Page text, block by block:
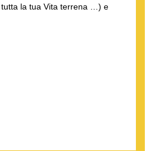
tutta la tua Vita terrena …) e